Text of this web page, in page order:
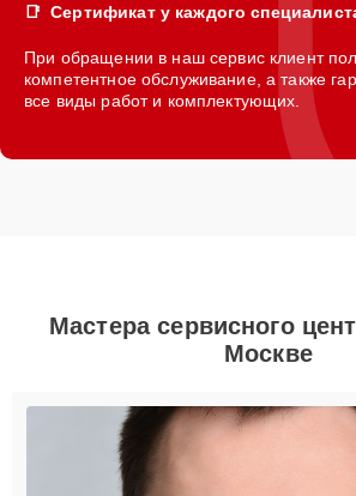
Сертификат у каждого
При обращении в наш сервис клиент
компетентное обслуживание, а также
все виды работ и комплектующих.
Мастера сервисного
Москве